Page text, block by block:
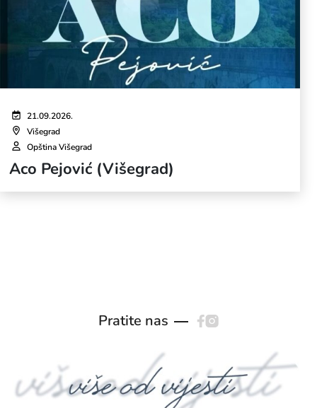
21.09.2026.
Višegrad
Opština Višegrad
Aco Pejović (Višegrad)
Pratite nas